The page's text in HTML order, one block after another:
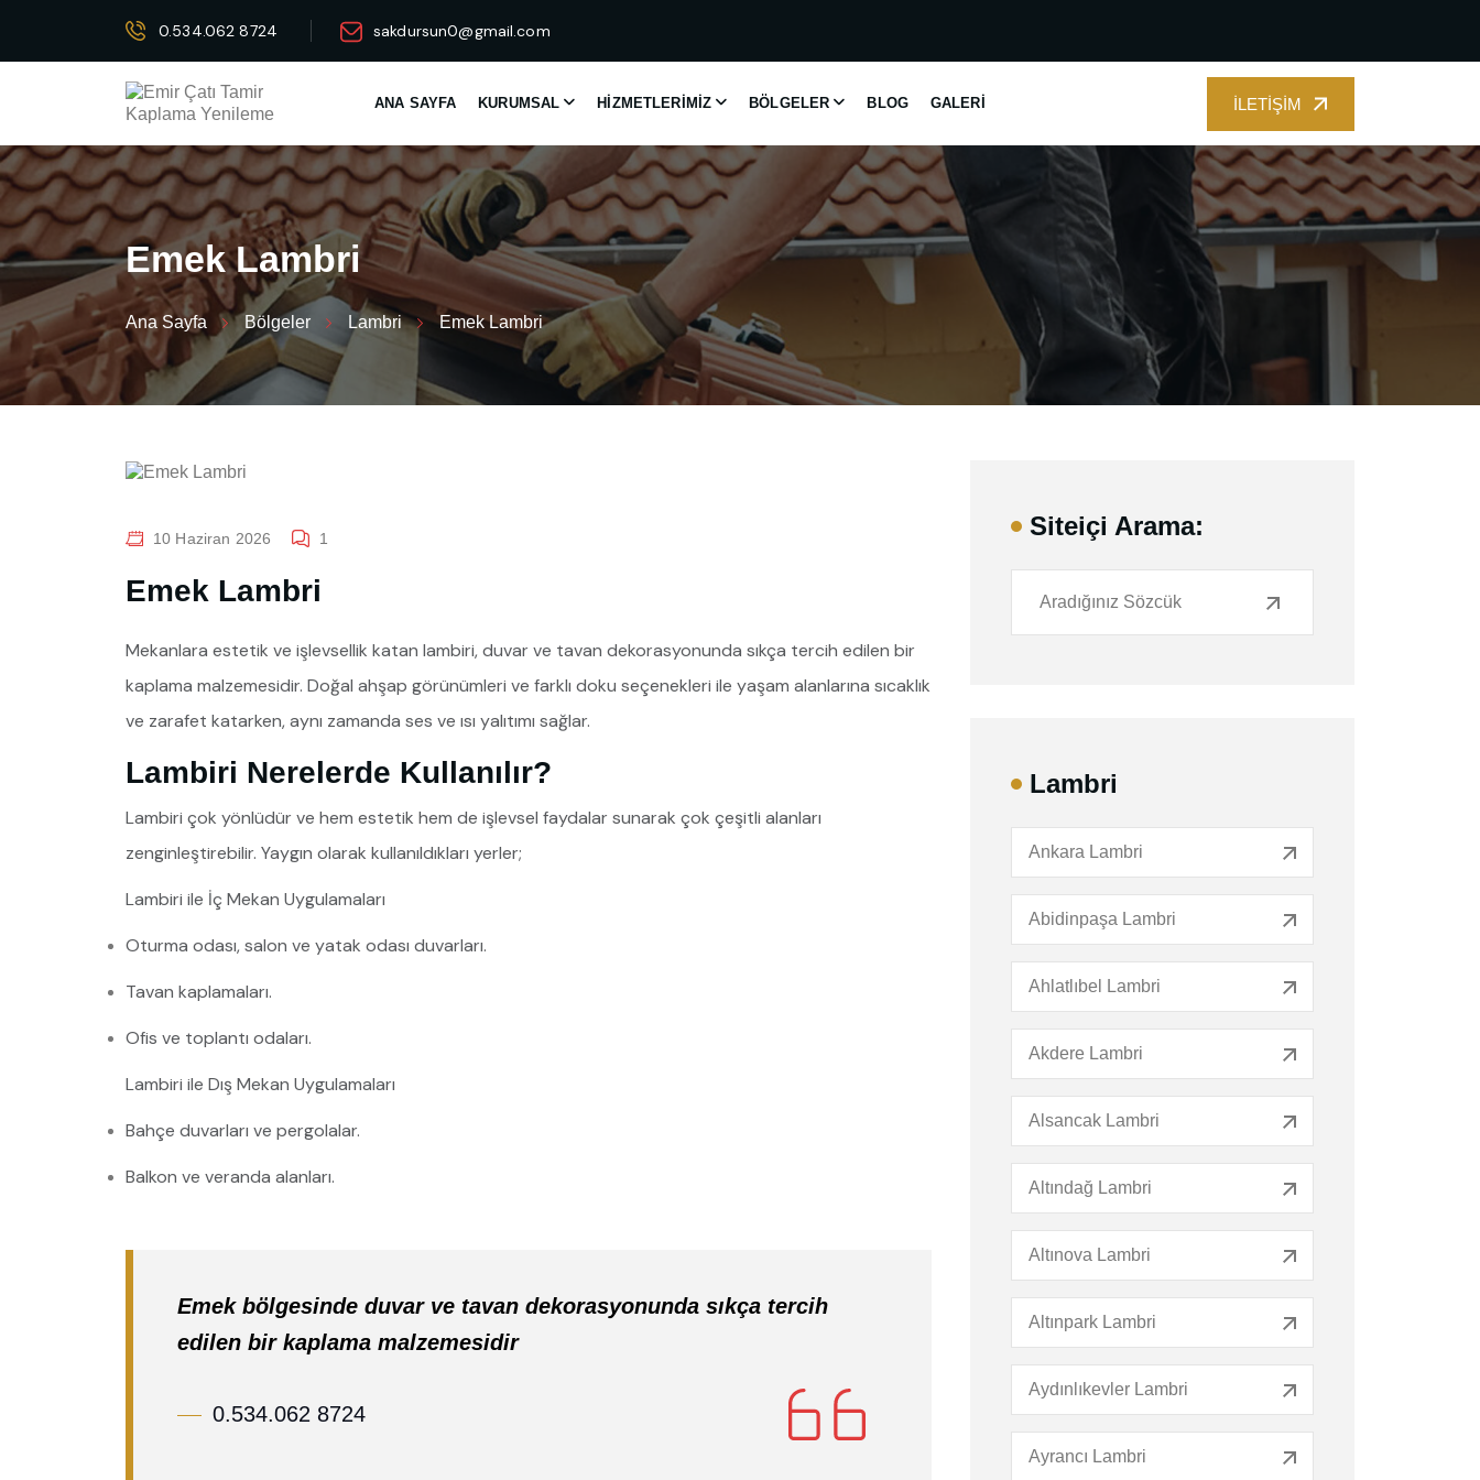
0.534.062 8724 sakdursun0@gmail.com
ANA SAYFA KURUMSAL HIZMETLERIMIZ BÖLGELER BLOG GALERI
İLETIŞIM
Emek Lambri
Ana Sayfa Bölgeler Lambri Emek Lambri
10 Haziran 2026 1
Emek Lambri
Mekanlara estetik ve işlevsellik katan lambiri, duvar ve tavan dekorasyonunda sıkça tercih edilen bir
kaplama malzemesidir. Doğal ahşap görünümleri ve farklı doku seçenekleri ile yaşam alanlarına sıcaklık
ve zarafet katarken, aynı zamanda ses ve ısı yalıtımı sağlar.
Lambiri Nerelerde Kullanılır?
Lambiri çok yönlüdür ve hem estetik hem de işlevsel faydalar sunarak çok çeşitli alanları
zenginleştirebilir. Yaygın olarak kullanıldıkları yerler;
Lambiri ile İç Mekan Uygulamaları
Oturma odası, salon ve yatak odası duvarları.
Tavan kaplamaları.
Ofis ve toplantı odaları.
Lambiri ile Dış Mekan Uygulamaları
Bahçe duvarları ve pergolalar.
Balkon ve veranda alanları.
Emek bölgesinde duvar ve tavan dekorasyonunda sıkça tercih
edilen bir kaplama malzemesidir
0.534.062 8724
Siteiçi Arama:
Lambri
Ankara Lambri
Abidinpaşa Lambri
Ahlatlıbel Lambri
Akdere Lambri
Alsancak Lambri
Altındağ Lambri
Altınova Lambri
Altınpark Lambri
Aydınlıkevler Lambri
Ayrancı Lambri